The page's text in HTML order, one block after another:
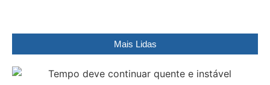
Mais Lidas